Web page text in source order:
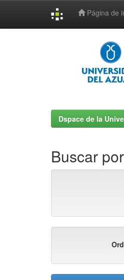
Página de
Dspace de la
Buscar